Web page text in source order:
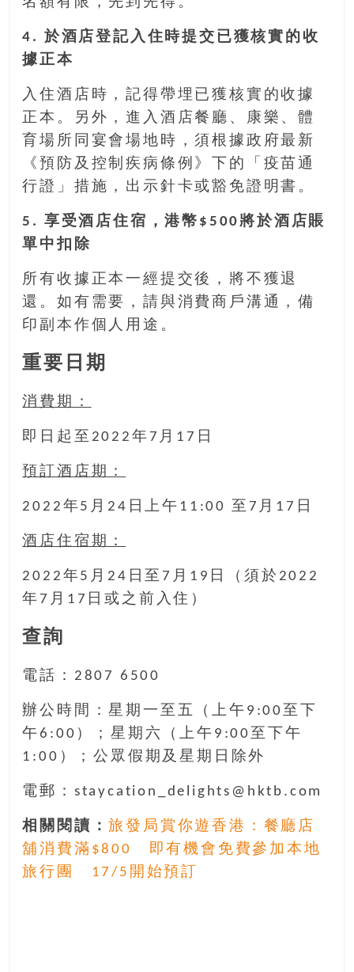
豐
盛
的
第
人
生。
4. 於酒店登記入住時提交已獲核實的收
據正本
入住酒店時，記得帶埋已獲核實的收據
正本。另外，進入酒店餐廳、康樂、體
育場所同宴會場地時，須根據政府最新
《預防及控制疾病條例》下的「疫苗通
行證」措施，出示針卡或豁免證明書。
5. 享受酒店住宿，港幣$500將於酒店賬
單中扣除
所有收據正本一經提交後，將不獲退
還。如有需要，請與消費商戶溝通，備
印副本作個人用途。
重要日期
消費期：
即日起至2022年7月17日
預訂酒店期：
2022年5月24日上午11:00 至7月17日
酒店住宿期：
2022年5月24日至7月19日（須於2022
年7月17日或之前入住）
查詢
電話：2807 6500
辦公時間：星期一至五（上午9:00至下
午6:00）；星期六（上午9:00至下午
1:00）；公眾假期及星期日除外
電郵：staycation_delights@hktb.com
相關閱讀：旅發局賞你遊香港：餐廳店
舖消費滿$800 即有機會免費參加本地
旅行團 17/5開始預訂